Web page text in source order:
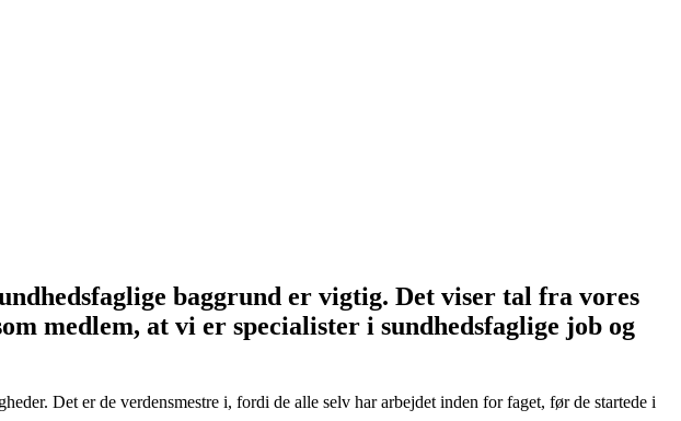
baggrund er vigtig. Det viser tal fra vores
medlem, at vi er specialister i sundhedsfaglige job og
Det er de verdensmestre i, fordi de alle selv har arbejdet inden for faget, før de startede i